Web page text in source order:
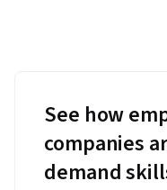
See how
companies
demand